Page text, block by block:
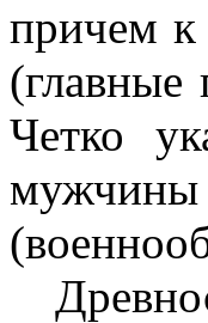
причем к
(главные
Четко